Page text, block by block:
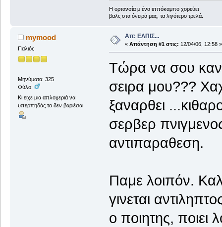
Η ορτανσία μ ένα ιππόκαμπο χορεύει
βαλς στα όνειρά μας, τα λιγότερο τρελά.
mymood
Παλιός
Μηνύματα: 325
Φύλο:
Κι ειχε μια απλοχεριά να
υπερπηδάς το δεν βαριέσαι
Απ: ΕΛΠΙΣ...
« Απάντηση #1 στις: 12/04/06, 12:58 »
Τώρα να σου
σειρα μου???
ξαναρθει
σερβερ
αντιπαραθεση.
Παμε λοιπόν.
γινεται
ο ποιητης, ποιει